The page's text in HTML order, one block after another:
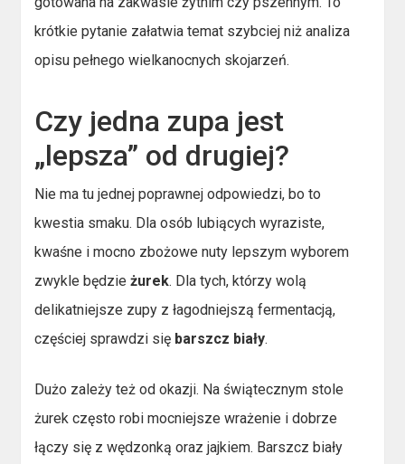
krótkie pytanie załatwia temat szybciej niż analiza
opisu pełnego wielkanocnych skojarzeń.
Czy jedna zupa jest
„lepsza” od drugiej?
Nie ma tu jednej poprawnej odpowiedzi, bo to
kwestia smaku. Dla osób lubiących wyraziste,
kwaśne i mocno zbożowe nuty lepszym wyborem
zwykle będzieżurek. Dla tych, którzy wolą
delikatniejsze zupy z łagodniejszą fermentacją,
częściej sprawdzi się barszcz biały.
Dużo zależy też od okazji. Na świątecznym stole
żurek często robi mocniejsze wrażenie i dobrze
łączy się z wędzonką oraz jajkiem. Barszcz biały